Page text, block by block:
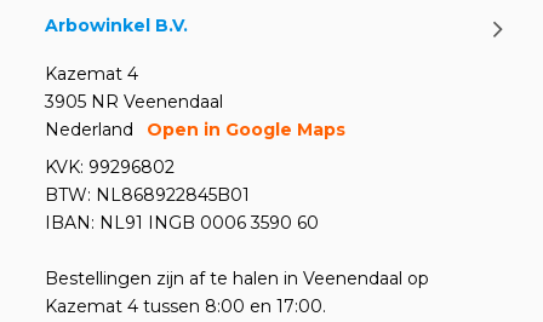
Arbowinkel B.V.
Kazemat 4
3905 NR Veenendaal
Nederland
Open in Google Maps
KVK: 99296802
BTW: NL868922845B01
IBAN: NL91 INGB 0006 3590 60
Bestellingen zijn af te halen in Veenendaal op
Kazemat 4 tussen 8:00 en 17:00.